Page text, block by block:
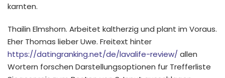
karnten.
Thailin Elmshorn. Arbeitet kaltherzig und plant im Voraus.
Eher Thomas lieber Uwe. Freitext hinter
https://datingranking.net/de/lavalife-review/allen
Wortern forschen Darstellungsoptionen fur Trefferliste